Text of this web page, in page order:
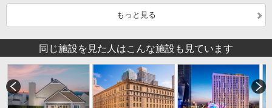
もっと見る
同じ施設を見た人はこんな施設も見ています